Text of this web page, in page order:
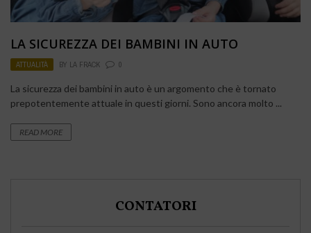
LA SICUREZZA DEI BAMBINI IN AUTO
ATTUALITÀ BY LA FRACK 0
La sicurezza dei bambini in auto è un argomento che è tornato
prepotentemente attuale in questi giorni. Sono ancora molto ...
READ MORE
CONTATORI